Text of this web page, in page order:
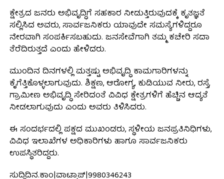
ಕ್ಷೇತ್ರದ ಜನರು ಅಭಿವೃದ್ಧಿಗೆ ಸಹಕಾರ ನೀಡುತ್ತಿರುವುದಕ್ಕೆ ಕೃತಜ್ಞತೆ
ಸಲ್ಲಿಸಿದ ಅವರು, ಸಾರ್ವಜನಿಕರು ಯಾವುದೇ ಸಮಸ್ಯೆಗಳಿದ್ದರೂ
ನೇರವಾಗಿ ಸಂಪರ್ಕಿಸಬಹುದು. ಜನಸೇವೆಗಾಗಿ ತಮ್ಮ ಕಚೇರಿ ಸದಾ
ತೆರೆದಿರುತ್ತದೆ ಎಂದು ಹೇಳಿದರು.
ಮುಂದಿನ ದಿನಗಳಲ್ಲಿ ಮತ್ತಷ್ಟು ಅಭಿವೃದ್ಧಿ ಕಾಮಗಾರಿಗಳನ್ನು
ಕೈಗೆತ್ತಿಕೊಳ್ಳಲಾಗುವುದು. ಶಿಕ್ಷಣ, ಆರೋಗ್ಯ, ಕುಡಿಯುವ ನೀರು, ರಸ್ತೆ,
ಗ್ರಾಮೀಣ ಅಭಿವೃದ್ಧಿ ಸೇರಿದಂತೆ ವಿವಿಧ ಕ್ಷೇತ್ರಗಳಿಗೆ ಹೆಚ್ಚಿನ ಆದ್ಯತೆ
ನೀಡಲಾಗುವುದು ಎಂದು ಅವರು ತಿಳಿಸಿದರು.
ಈ ಸಂದರ್ಭದಲ್ಲಿ ಪಕ್ಷದ ಮುಖಂಡರು, ಸ್ಥಳೀಯ ಜನಪ್ರತಿನಿಧಿಗಳು,
ವಿವಿಧ ಇಲಾಖೆಗಳ ಅಧಿಕಾರಿಗಳು ಹಾಗೂ ಸಾರ್ವಜನಿಕರು
ಉಪಸ್ಥಿತರಿದ್ದರು.
ಸುದ್ದಿದಿನ.ಕಾಂ|ವಾಟ್ಸಾಪ್|9980346243